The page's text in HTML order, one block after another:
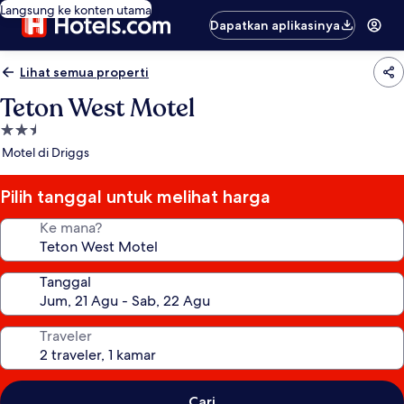
Langsung ke konten utama
Dapatkan aplikasinya
Lihat semua properti
Teton West Motel
Properti
bintang
Motel di Driggs
Pilih tanggal untuk melihat harga
Ke mana?
Tanggal
Traveler